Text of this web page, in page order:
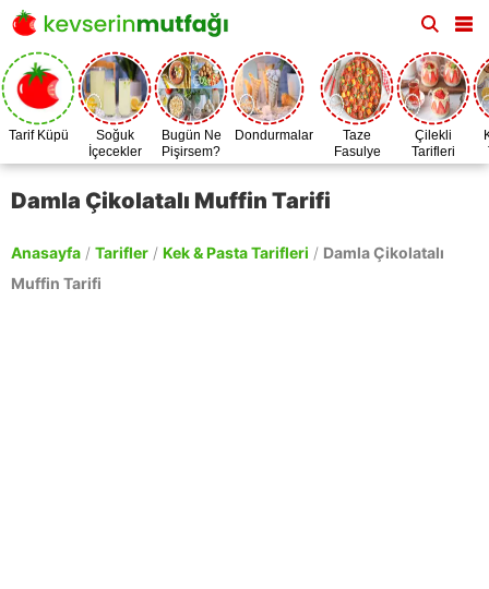
Tarif Küpü
Soğuk
İçecekler
Bugün Ne
Pişirsem?
Dondurmalar
Taze
Fasulye
Zamanı
Çilekli
Tarifleri
Damla Çikolatalı Muffin Tarifi
Anasayfa / Tarifler / Kek & Pasta Tarifleri / Damla Çikolatalı
Muffin Tarifi